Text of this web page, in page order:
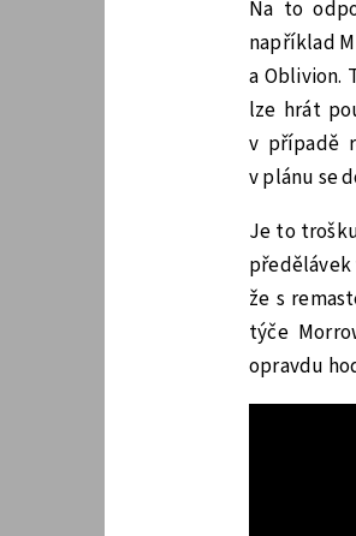
Na to
například
a Oblivion.
lze hrát
v případě
v plánu se
Je to
předělávek
že s
týče
opravdu